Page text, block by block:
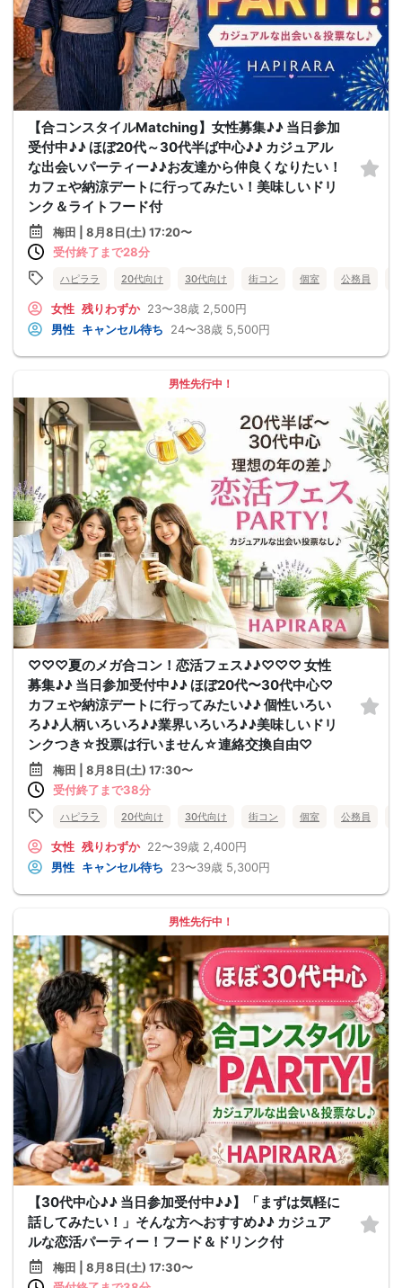
【合コンスタイルMatching】女性募集♪♪ 当日参加
受付中♪♪ ほぼ20代～30代半ば中心♪♪ カジュアル
な出会いパーティー♪♪お友達から仲良くなりたい！
カフェや納涼デートに行ってみたい！美味しいドリ
ンク＆ライトフード付
梅田 | 8月8日(土) 17:20〜
受付終了まで28分
ハピララ 20代向け 30代向け 街コン 個室 公務員
女性 残りわずか 23〜38歳 2,500円
男性 キャンセル待ち 24〜38歳 5,500円
男性先行中！
♡♡♡夏のメガ合コン！恋活フェス♪♪♡♡♡ 女性
募集♪♪ 当日参加受付中♪♪ ほぼ20代〜30代中心♡
カフェや納涼デートに行ってみたい♪♪ 個性いろい
ろ♪♪人柄いろいろ♪♪業界いろいろ♪♪美味しいドリ
ンクつき☆投票は行いません☆連絡交換自由♡
梅田 | 8月8日(土) 17:30〜
受付終了まで38分
ハピララ 20代向け 30代向け 街コン 個室 公務員
女性 残りわずか 22〜39歳 2,400円
男性 キャンセル待ち 23〜39歳 5,300円
男性先行中！
【30代中心♪♪ 当日参加受付中♪♪】「まずは気軽に
話してみたい！」そんな方へおすすめ♪♪ カジュア
ルな恋活パーティー！フード＆ドリンク付
梅田 | 8月8日(土) 17:30〜